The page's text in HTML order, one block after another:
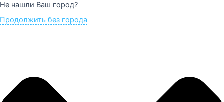
Не нашли Ваш город?
Продолжить без города